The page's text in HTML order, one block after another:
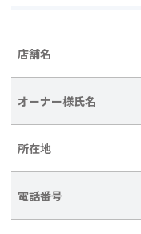
店舗名
オーナー様氏名
所在地
電話番号